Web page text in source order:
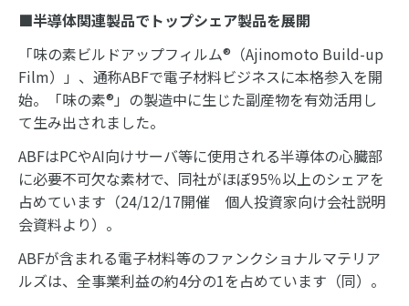
■半導体関連製品でトップシェア製品を展開
「味の素ビルドアップフィルム®（Ajinomoto Build-up
Film）」、通称ABFで電子材料ビジネスに本格参入を開
始。「味の素®」の製造中に生じた副産物を有効活用し
て生み出されました。
ABFはPCやAI向けサーバ等に使用される半導体の心臓部
に必要不可欠な素材で、同社がほぼ95％以上のシェアを
占めています（24/12/17開催 個人投資家向け会社説明
会資料より）。
ABFが含まれる電子材料等のファンクショナルマテリア
ルズは、全事業利益の約4分の1を占めています（同）。